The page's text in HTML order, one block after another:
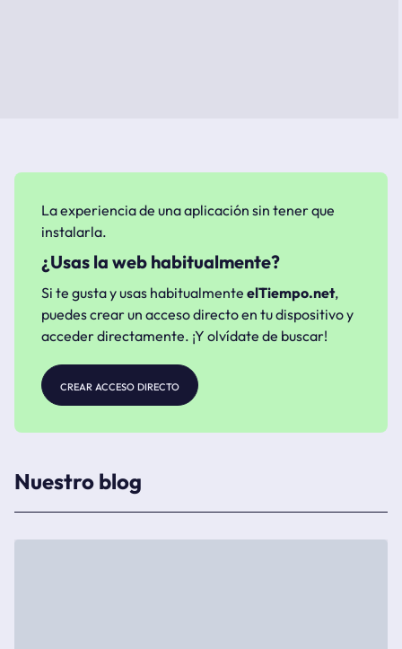
La experiencia de una aplicación sin tener que
instalarla.
¿Usas la web habitualmente?
Si te gusta y usas habitualmente elTiempo.net,
puedes crear un acceso directo en tu dispositivo y
acceder directamente. ¡Y olvídate de buscar!
crear acceso directo
Nuestro blog